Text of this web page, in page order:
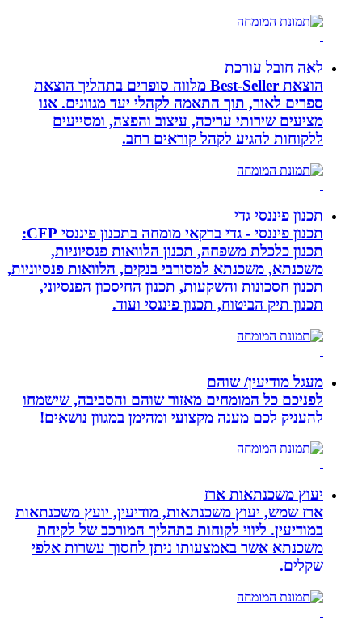
לאה חובל עורכת
הוצאת Best-Seller מלווה סופרים בתהליך הוצאת
ספרים לאור, תוך התאמה לקהלי יעד מגוונים. אנו
מציעים שירותי עריכה, עיצוב והפצה, ומסייעים
ללקוחות להגיע לקהל קוראים רחב.
תכנון פיננסי גדי
תכנון פיננסי - גדי ברקאי מומחה בתכנון פיננסי CFP:
תכנון כלכלת משפחה, תכנון הלוואות פנסיוניות,
משכנתא, משכנתא למסורבי בנקים, הלוואות פנסיוניות,
תכנון חסכונות והשקעות, תכנון החיסכון הפנסיוני,
תכנון תיק הביטוח, תכנון פיננסי ועוד.
מעגל מודיעין/ שוהם
לפניכם כל המומחים מאזור שוהם והסביבה, שישמחו
להעניק לכם מענה מקצועי ומהימן במגוון נושאים!
יעוץ משכנתאות ארז
ארז שמש, יעוץ משכנתאות, מודיעין, יועץ משכנתאות
במודיעין. ליווי לקוחות בתהליך המורכב של לקיחת
משכנתא אשר באמצעותו ניתן לחסוך עשרות אלפי
שקלים.